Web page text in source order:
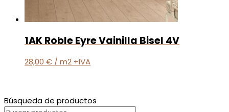
1AK Roble Eyre Vainilla Bisel 4V
28,00 € / m2 +IVA
Búsqueda de productos